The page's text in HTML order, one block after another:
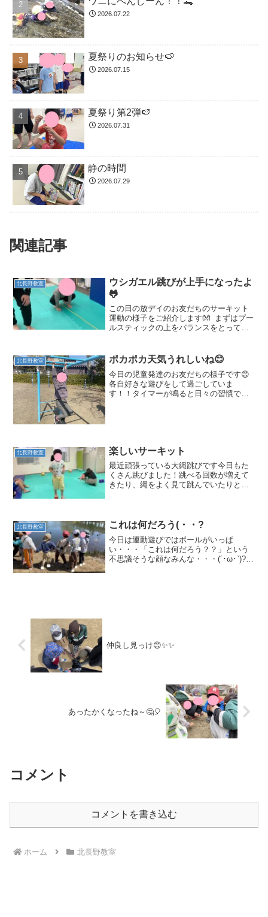
2026.07.22
夏祭りのお知らせ🍉
2026.07.15
夏祭り第2弾🍉
2026.07.31
静の時間
2026.07.29
関連記事
北長野教室
ウシガエル跳びが上手になったよ
🐸
この日の放デイのお友だちのサーキット
運動の様子をご紹介します👐 まずはプー
ルスティックの上をバランスをとって歩
手を広げて上手にバランスをとれまし
た！ 二種目めはバラン...
北長野教室 ポカポカ天気うれしいね😊
今日の児童発達のお友だちの様子です😊
各自好きな遊びをして過ごしていま
す！！タイマーが鳴ると日々の習慣で声
北長野教室 楽しいサーキット
最近頑張っている大縄跳びです今日もた
くさん跳びました！跳べる回数が増えて
きたり、縄をよく見て跳んでいたりと成
重に...! 次は数字と...
北長野教室 これは何だろう(・・?
今日は運動遊びではボールがいっぱ
い・・・「これは何だろう？？」という
不思議そうな顔なみんな・・・(´･ω･`)?ス
仲良し見っけ😊✨✨
あったかくなったね～🤔🎈
コメント
コメントを書き込む
ホーム 北長野教室